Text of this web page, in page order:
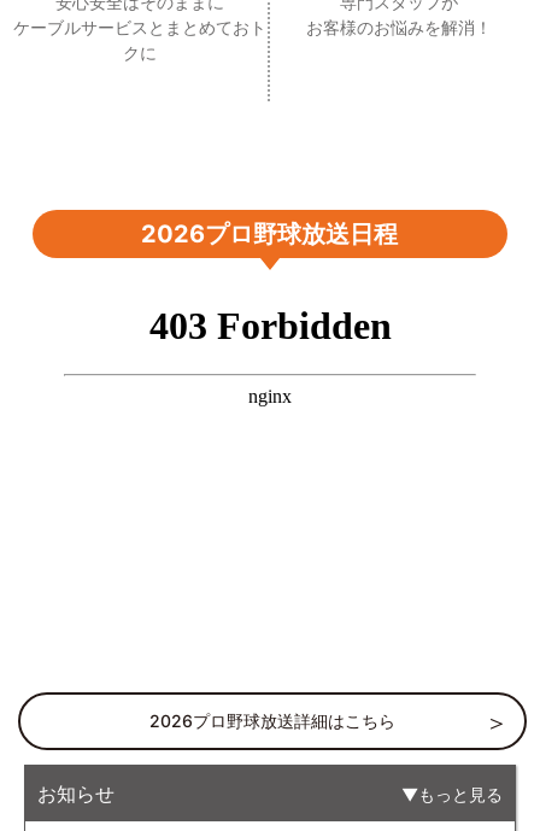
ケーブルサービスとまとめておト
クに
お客様のお悩みを解消！
2026プロ野球放送日程
2026プロ野球放送詳細はこちら
お知らせ もっと見る